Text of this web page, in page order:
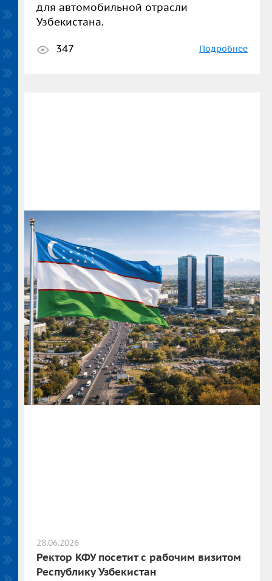
для автомобильной отрасли
Узбекистана.
347
Подробнее
28.06.2026
Ректор КФУ посетит с рабочим визитом
Республику Узбекистан